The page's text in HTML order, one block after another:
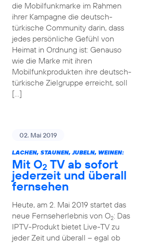
die Mobilfunkmarke im Rahmen
ihrer Kampagne die deutsch-
türkische Community darin, dass
jedes persönliche Gefühl von
Heimat in Ordnung ist: Genauso
wie die Marke mit ihren
Mobilfunkprodukten ihre deutsch-
türkische Zielgruppe erreicht, soll
[…]
02. Mai 2019
LACHEN, STAUNEN, JUBELN, WEINEN:
Mit O2 TV ab sofort
jederzeit und überall
fernsehen
Heute, am 2. Mai 2019 startet das
neue Fernseherlebnis von O2: Das
IPTV-Produkt bietet Live-TV zu
jeder Zeit und überall – egal ob